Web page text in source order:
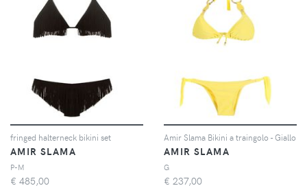
fringed halterneck bikini set
AMIR SLAMA
P-M
€ 485,00
Amir Slama Bikini a traingolo - Giallo
AMIR SLAMA
G
€ 237,00